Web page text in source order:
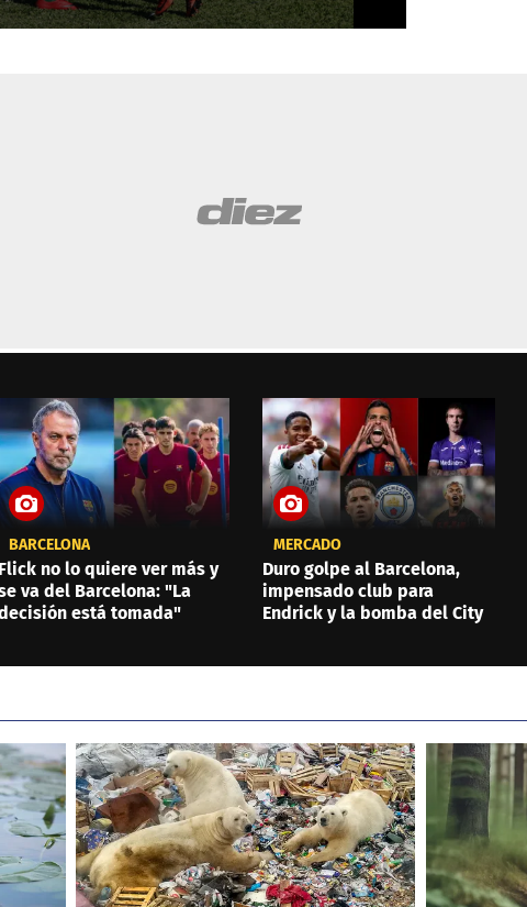
BARCELONA
Flick no lo quiere ver más y
va del Barcelona: "La
está tomada"
MERCADO
Duro golpe al Barcelona,
impensado club para
Endrick y la bomba del City